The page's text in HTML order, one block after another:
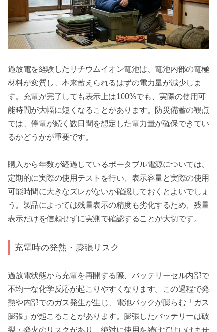
過放電を経験したリチウムイオン電池は、電池内部の電極
材料が変質し、本来蓄えられるはずの電力量が減少しま
す。充電が完了しても表示上は100%でも、実際の使用可
能時間が大幅に短くなることがあります。防災備蓄の観点
では、停電が続く数日間を想定した電力量が確保できてい
るかどうかが重要です。
購入から年数が経過しているポータブル電源については、
定期的に実際の使用テストを行い、表示容量と実際の使用
可能時間に大きなズレがないか確認しておくとよいでしょ
う。製品によっては残量表示の精度も劣化するため、残量
表示だけを信頼せずに実測で確認することが大切です。
充電時の発熱・膨張リスク
過放電状態から充電を再開する際、バッテリーセル内部で
不均一な化学反応が起こりやすくなります。この過程で発
熱や内部でのガス発生が生じ、電池パックが膨らむ「ガス
膨張」が起こることがあります。膨張したバッテリーは破
裂・発火のリスクがあり、絶対に使用を続けてはいけませ